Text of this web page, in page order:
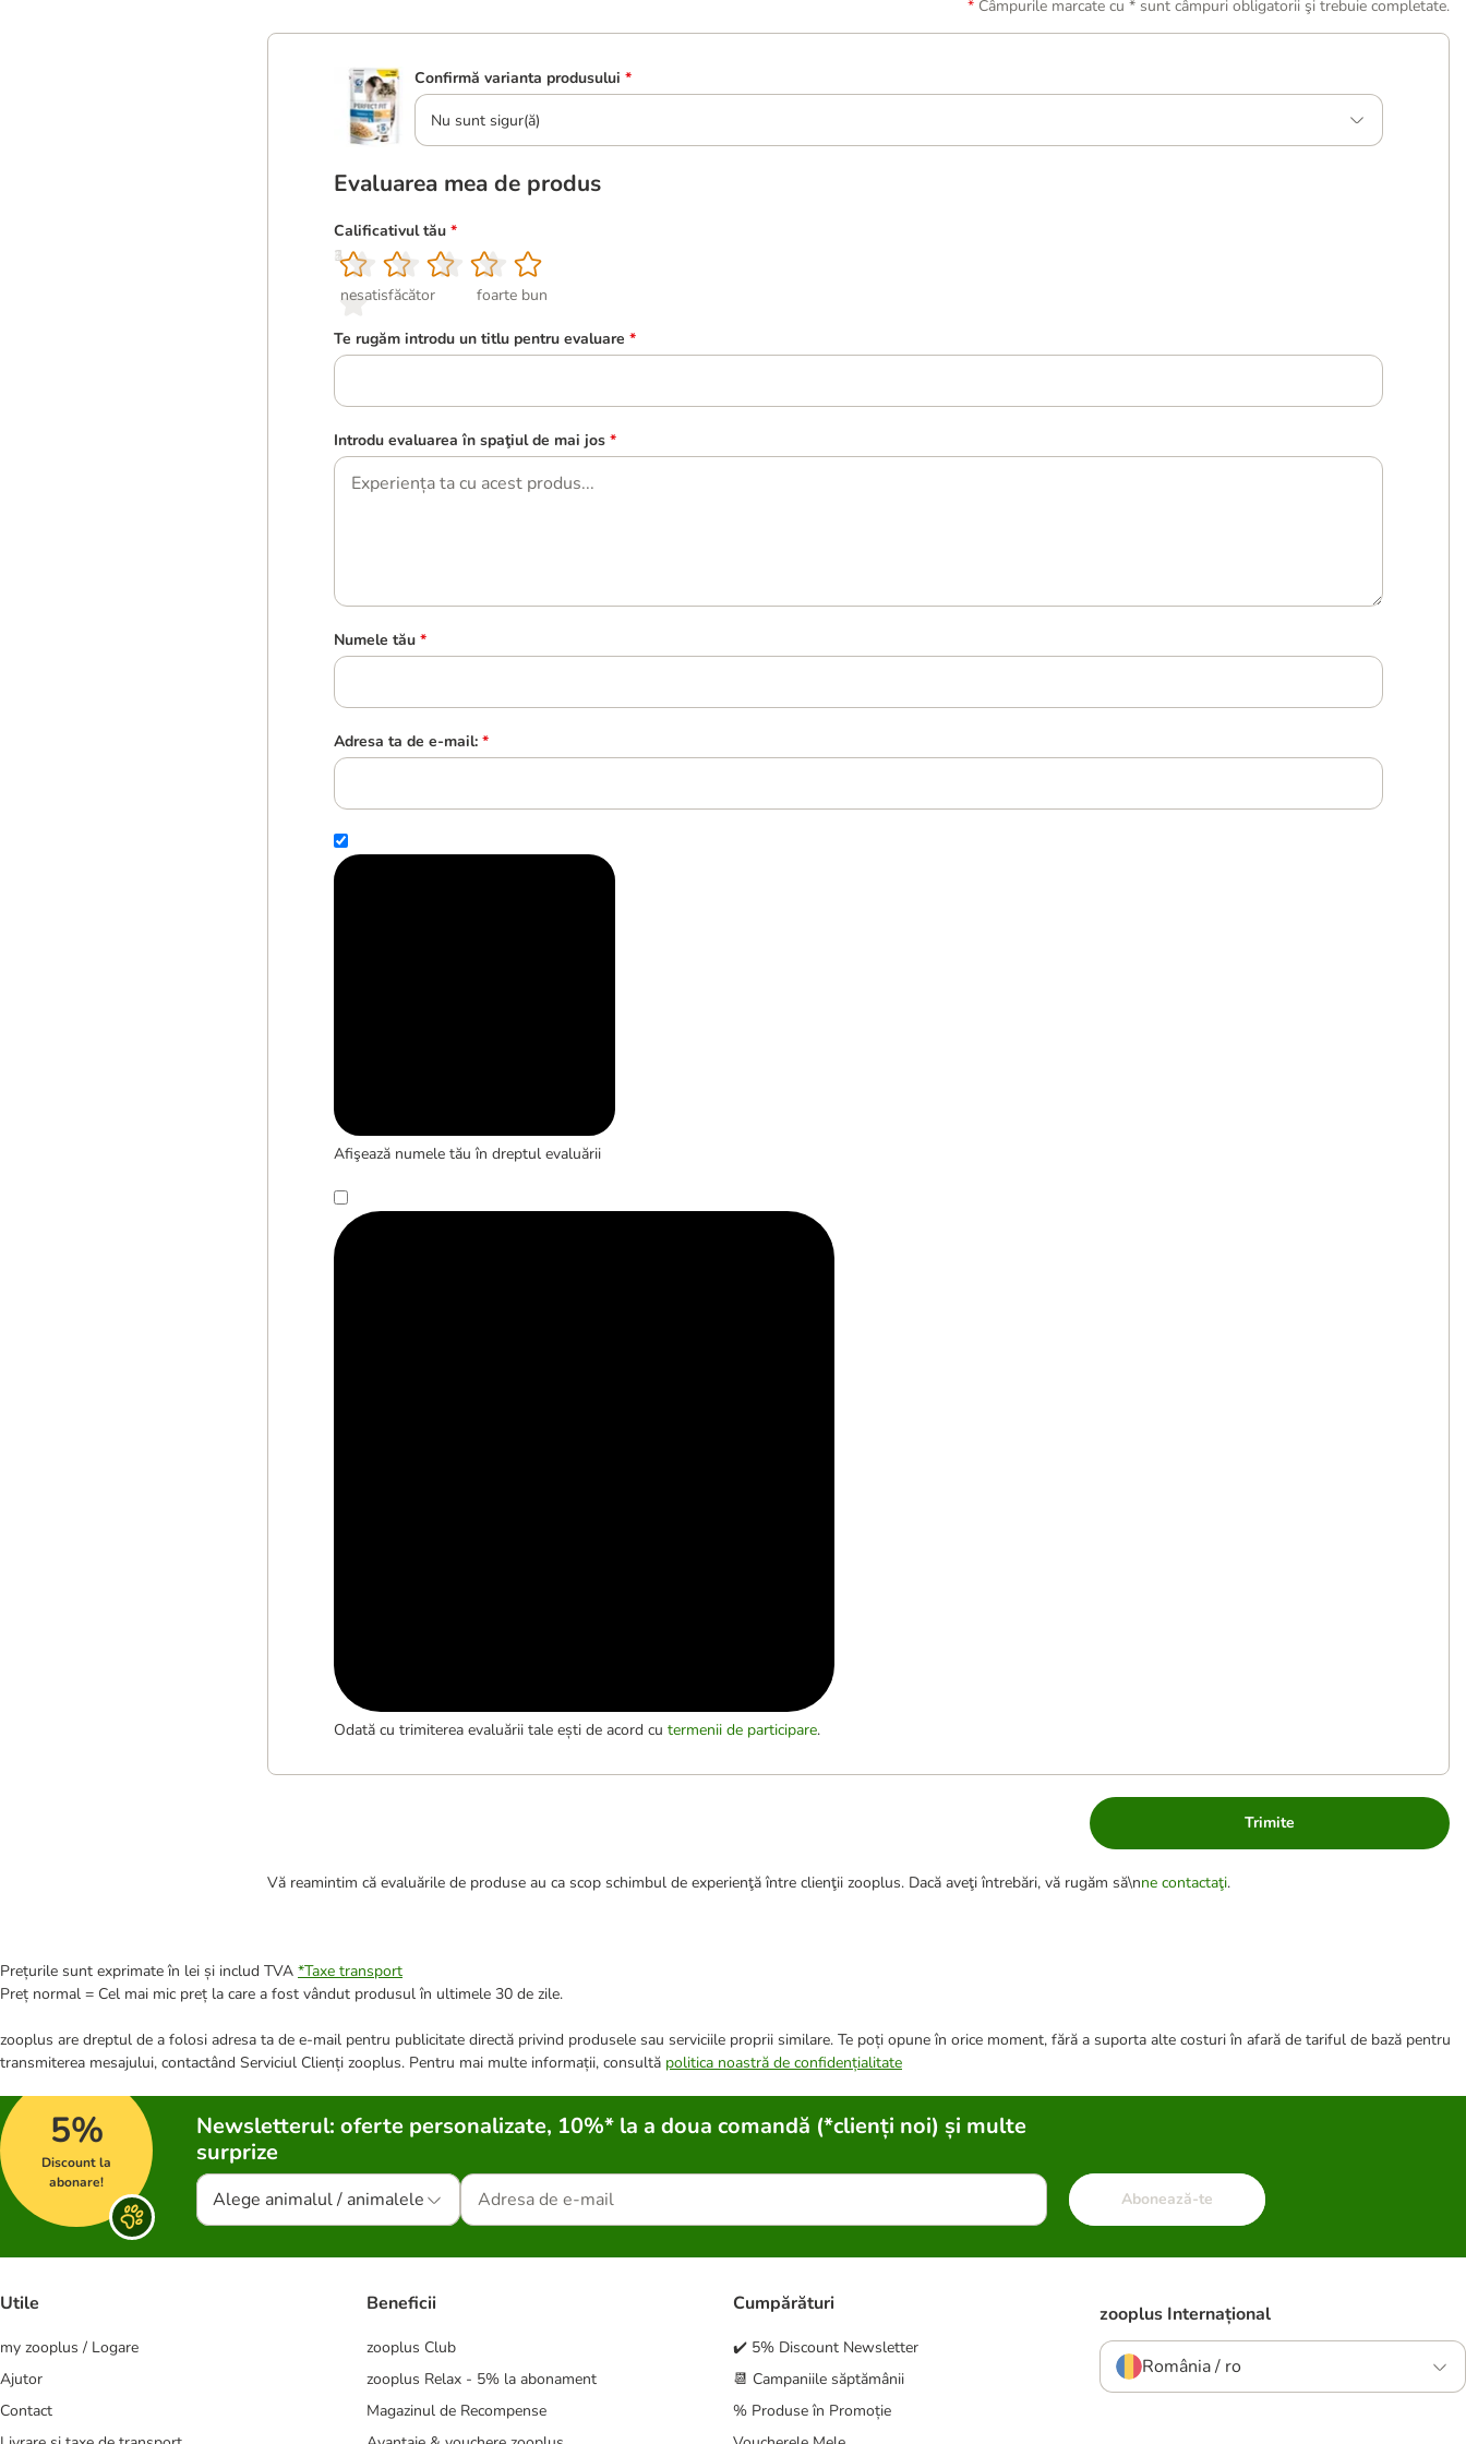
Câmpurile marcate cu * sunt câmpuri obligatorii şi trebuie completate.
Confirmă varianta produsului *
Nu sunt sigur(ă)
Evaluarea mea de produs
Calificativul tău *
1
nesatisfăcător
2
3
4
5
foarte bun
Te rugăm introdu un titlu pentru evaluare *
Introdu evaluarea în spaţiul de mai jos *
Numele tău *
Adresa ta de e-mail: *
Afişează numele tău în dreptul evaluării
Odată cu trimiterea evaluării tale ești de acord cu termenii de participare.
Trimite
Vă reamintim că evaluările de produse au ca scop schimbul de experienţă între clienţii zooplus. Dacă aveţi întrebări, vă rugăm să\nne contactaţi.
Prețurile sunt exprimate în lei și includ TVA *Taxe transport
Preț normal = Cel mai mic preț la care a fost vândut produsul în ultimele 30 de zile.
zooplus are dreptul de a folosi adresa ta de e-mail pentru publicitate directă privind produsele sau serviciile proprii similare. Te poți opune în orice moment, fără a suporta alte costuri în afară de tariful de bază pentru
transmiterea mesajului, contactând Serviciul Clienți zooplus. Pentru mai multe informații, consultă politica noastră de confidențialitate
5%
Discount la
abonare!
Newsletterul: oferte personalizate, 10%* la a doua comandă (*clienți noi) și multe
surprize
Alege animalul / animalele Abonează-te
Utile
my zooplus / Logare
Ajutor
Contact
Beneficii
zooplus Club
zooplus Relax - 5% la abonament
Magazinul de Recompense
Cumpărături
✔️ 5% Discount Newsletter
📆 Campaniile săptămânii
% Produse în Promoție
zooplus Internațional
România / ro